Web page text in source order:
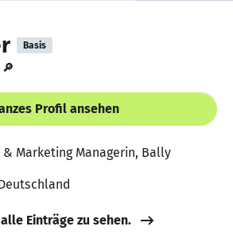
Basis
Profil ansehen
Marketing Managerin, Bally
Einträge zu sehen.